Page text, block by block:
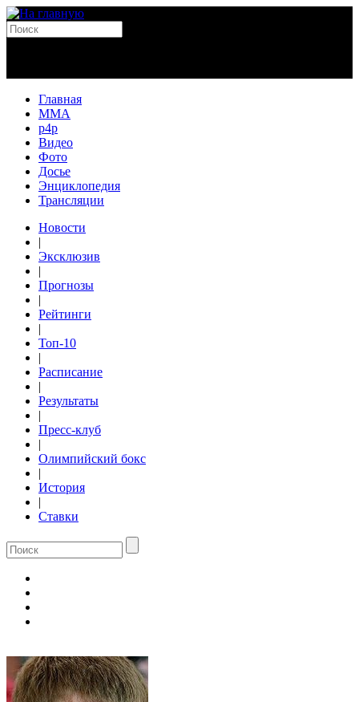
Главная
MMA
p4p
Видео
Фото
Досье
Энциклопедия
Трансляции
Новости
|
Эксклюзив
|
Прогнозы
|
Рейтинги
|
Топ-10
|
Расписание
|
Результаты
|
Пресс-клуб
|
Олимпийский бокс
|
История
|
Ставки